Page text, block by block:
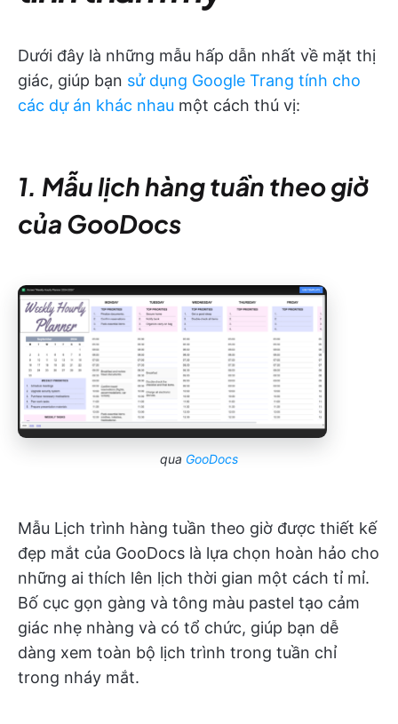
Dưới đây là những mẫu hấp dẫn nhất về mặt thị
giác, giúp bạn sử dụng Google Trang tính cho
các dự án khác nhau một cách thú vị:
1. Mẫu lịch hàng tuần theo giờ
của GooDocs
qua GooDocs
Mẫu Lịch trình hàng tuần theo giờ được thiết kế
đẹp mắt của GooDocs là lựa chọn hoàn hảo cho
những ai thích lên lịch thời gian một cách tỉ mỉ.
Bố cục gọn gàng và tông màu pastel tạo cảm
giác nhẹ nhàng và có tổ chức, giúp bạn dễ
dàng xem toàn bộ lịch trình trong tuần chỉ
trong nháy mắt.